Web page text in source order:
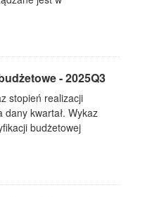
- 2025Q3
stopień realizacji
kwartał. Wykaz
budżetowej